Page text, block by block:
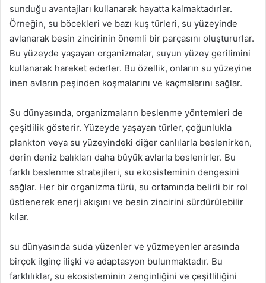
sunduğu avantajları kullanarak hayatta kalmaktadırlar.
Örneğin, su böcekleri ve bazı kuş türleri, su yüzeyinde
avlanarak besin zincirinin önemli bir parçasını oluştururlar.
Bu yüzeyde yaşayan organizmalar, suyun yüzey gerilimini
kullanarak hareket ederler. Bu özellik, onların su yüzeyine
inen avların peşinden koşmalarını ve kaçmalarını sağlar.
Su dünyasında, organizmaların beslenme yöntemleri de
çeşitlilik gösterir. Yüzeyde yaşayan türler, çoğunlukla
plankton veya su yüzeyindeki diğer canlılarla beslenirken,
derin deniz balıkları daha büyük avlarla beslenirler. Bu
farklı beslenme stratejileri, su ekosisteminin dengesini
sağlar. Her bir organizma türü, su ortamında belirli bir rol
üstlenerek enerji akışını ve besin zincirini sürdürülebilir
kılar.
su dünyasında suda yüzenler ve yüzmeyenler arasında
birçok ilginç ilişki ve adaptasyon bulunmaktadır. Bu
farklılıklar, su ekosisteminin zenginliğini ve çeşitliliğini